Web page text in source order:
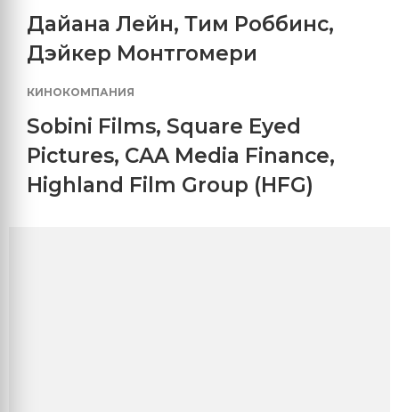
Дайана Лейн, Тим Роббинс,
Дэйкер Монтгомери
КИНОКОМПАНИЯ
Sobini Films, Square Eyed
Pictures, CAA Media Finance,
Highland Film Group (HFG)